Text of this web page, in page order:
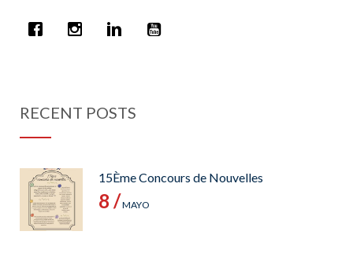
RECENT POSTS
15Ème Concours de Nouvelles
8 /MAYO